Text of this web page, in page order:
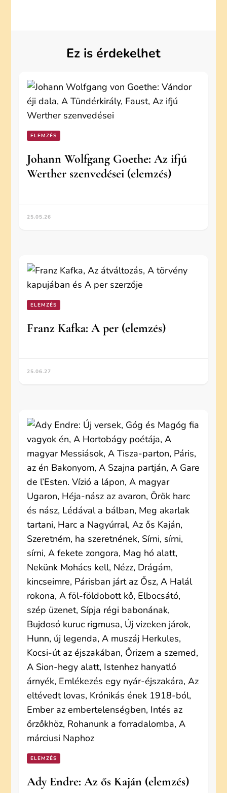
Ez is érdekelhet
ELEMZÉS
Johann Wolfgang Goethe: Az ifjú
Werther szenvedései (elemzés)
25.05.26
ELEMZÉS
Franz Kafka: A per (elemzés)
25.06.27
ELEMZÉS
Ady Endre: Az ős Kaján (elemzés)